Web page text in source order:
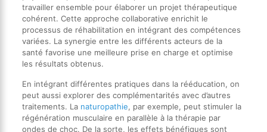
travailler ensemble pour élaborer un projet thérapeutique
cohérent. Cette approche collaborative enrichit le
processus de réhabilitation en intégrant des compétences
variées. La synergie entre les différents acteurs de la
santé favorise une meilleure prise en charge et optimise
les résultats obtenus.
En intégrant différentes pratiques dans la rééducation, on
peut aussi explorer des complémentarités avec d’autres
traitements. La naturopathie, par exemple, peut stimuler la
régénération musculaire en parallèle à la thérapie par
ondes de choc. De la sorte, les effets bénéfiques sont